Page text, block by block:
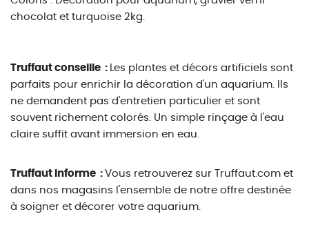
chocolat et turquoise 2kg.
Truffaut conseille : Les plantes et décors artificiels sont
parfaits pour enrichir la décoration d'un aquarium. Ils
ne demandent pas d'entretien particulier et sont
souvent richement colorés. Un simple rinçage à l'eau
claire suffit avant immersion en eau.
Truffaut informe : Vous retrouverez sur Truffaut.com et
dans nos magasins l'ensemble de notre offre destinée
à soigner et décorer votre aquarium.